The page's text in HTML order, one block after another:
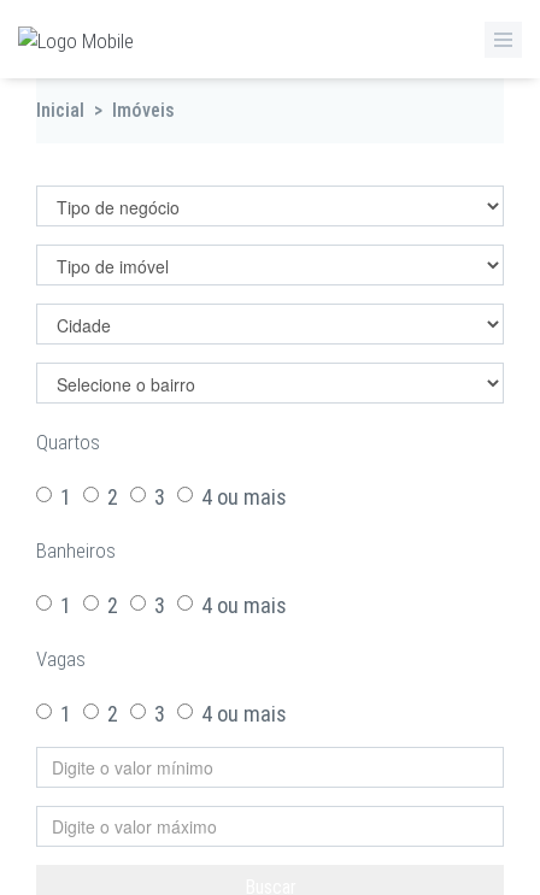
Inicial > Imóveis
Quartos
1 2 3 4 ou mais
Banheiros
1 2 3 4 ou mais
Vagas
1 2 3 4 ou mais